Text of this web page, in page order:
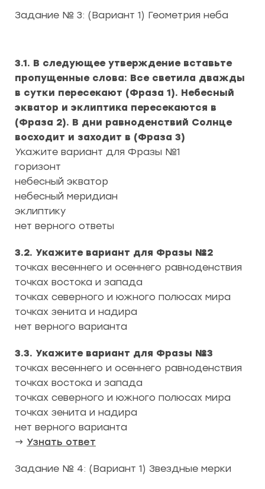
Задание № 3: (Вариант 1) Геометрия неба
3.1. В следующее утверждение вставьте
пропущенные слова: Все светила дважды
в сутки пересекают (Фраза 1). Небесный
экватор и эклиптика пересекаются в
(Фраза 2). В дни равноденствий Солнце
восходит и заходит в (Фраза 3)
Укажите вариант для Фразы №1
горизонт
небесный экватор
небесный меридиан
эклиптику
нет верного ответы
3.2. Укажите вариант для Фразы №2
точках весеннего и осеннего равноденствия
точках востока и запада
точках северного и южного полюсах мира
точках зенита и надира
нет верного варианта
3.3. Укажите вариант для Фразы №3
точках весеннего и осеннего равноденствия
точках востока и запада
точках северного и южного полюсах мира
точках зенита и надира
нет верного варианта
→ Узнать ответ
Задание № 4: (Вариант 1) Звездные мерки